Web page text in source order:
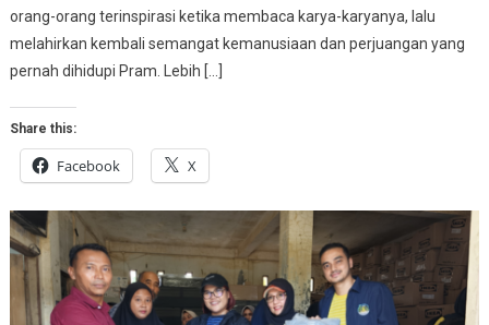
orang-orang terinspirasi ketika membaca karya-karyanya, lalu
melahirkan kembali semangat kemanusiaan dan perjuangan yang
pernah dihidupi Pram. Lebih […]
Share this:
Facebook X